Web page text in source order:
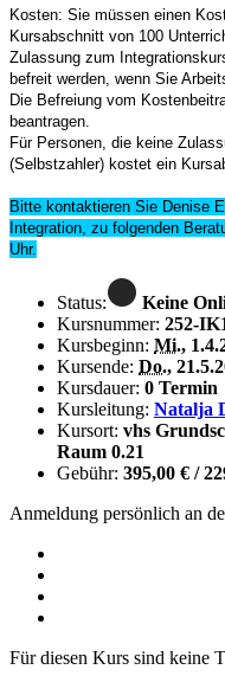
Kosten: Sie müssen einen
Kursabschnitt von 100
Zulassung zum
befreit werden, wenn Sie
Die Befreiung vom
beantragen.
Für Personen, die keine
(Selbstzahler) kostet ein
Bitte kontaktieren Sie Denise
Integration, zu folgenden
Uhr.
Status:
Keine
Kursnummer: 252-
Kursbeginn: Mi.,
Kursende: Do.,
Kursdauer: 0 Termin
Kursleitung: Natalja
Kursort: vhs
Raum 0.21
Gebühr: 395,00 € /
Anmeldung persönlich an
Für diesen Kurs sind keine